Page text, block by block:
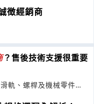
徴經銷商
？售後技術支援很重要
軌、螺桿及機械零件整